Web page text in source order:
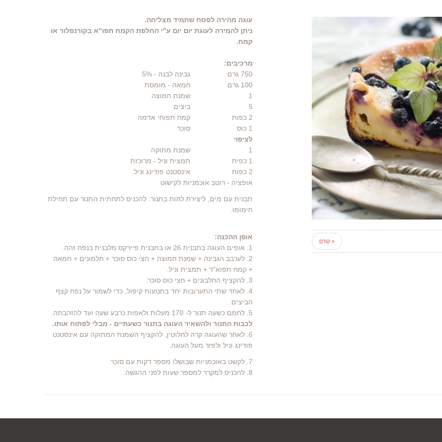
« קודם
עוגה מהירה לפסח שתמיד מצליחה.
ניתן להמירה לעוגת יום יום ע"י החלפת הקמח תפו"א בקורנפלור או
קמח.
מרכיבים:
750 גרם גבינה לבנה - 5%
100 גרם חמאה - מומסת
1
שמנת חמוצה
5
ביצים
2 כפות
קמח תפוחי אדמה
1 כוס
סוכר
לציפוי
1
שמנת מתוקה
1 כפית תמצית וניל - מרוכזת
2 כפות
אינסטנט פודינג וניל
אופציה - רוטב אוכמניות לקישוט
תבנית עם מים, ליצירת לחות בתנור. להכניס לתחתית התנור עם תחילת
חימומו.
אופן ההכנה:
1. אופים העוגה בתבנית 26 או בתבנית פיירקס מלבנית בנפח זהה.
2. לערבב הגבינה + שמנת חמוצה + חצי כוס סוכר + חלמונים + חמאה
+ קמח תפוא"ד + תמצית וניל.
3. להקציף החלבונים + חצי כוס סוכר.
4. לאחד שתי התערובות יחד בתנועות קיפול, כדי לשמור על נפח קצף
הביצים.
5. לחמם כשעה תנור ל- 170 מעלות ולאפות כרבע שעה ועד להזהבתה.
לכבות התנור ולהשאיר העוגה בתנור כשעתיים - מבלי לפתוח אותו.
6. לאחר שהעוגה קרה לחלוטין, להקציף השמנת המתוקה עם אינסטנט
פודינג וניל ולפזר מעל העוגה.
7. לקשט באוכמניות שבושלו מספר דקות עם סוכר
8. להכניס למקרר למספר שעות לפני ההגשה.